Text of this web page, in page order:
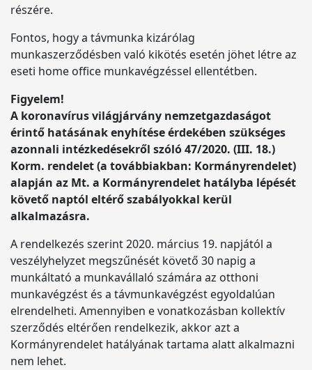
részére.
Fontos, hogy a távmunka kizárólag
munkaszerződésben való kikötés esetén jöhet létre az
eseti home office munkavégzéssel ellentétben.
Figyelem!
A koronavírus világjárvány nemzetgazdaságot
érintő hatásának enyhítése érdekében szükséges
azonnali intézkedésekről szóló 47/2020. (III. 18.)
Korm. rendelet (a továbbiakban: Kormányrendelet)
alapján az Mt. a Kormányrendelet hatályba lépését
követő naptól eltérő szabályokkal kerül
alkalmazásra.
A rendelkezés szerint 2020. március 19. napjától a
veszélyhelyzet megszűnését követő 30 napig a
munkáltató a munkavállaló számára az otthoni
munkavégzést és a távmunkavégzést egyoldalúan
elrendelheti. Amennyiben e vonatkozásban kollektív
szerződés eltérően rendelkezik, akkor azt a
Kormányrendelet hatályának tartama alatt alkalmazni
nem lehet.